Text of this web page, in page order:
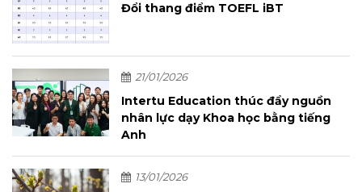
Đổi thang điểm TOEFL iBT
21/01/2026
Intertu Education thúc đẩy nguồn
nhân lực dạy Khoa học bằng tiếng
Anh
13/01/2026